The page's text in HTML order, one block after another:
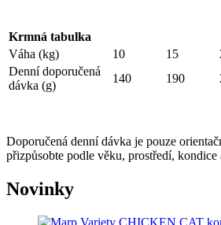
Krmná tabulka
Váha (kg)
10 15
Denní doporučená
dávka (g)
140 190
Doporučená denní dávka je pouze
přizpůsobte podle věku, prostředí,
Novinky